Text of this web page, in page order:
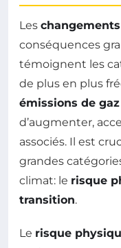
Les
conséquences
témoignent les
de plus en plus
émissions de
d’augmenter,
associés. Il est
grandes
climat: le risque
transition.
Le risque